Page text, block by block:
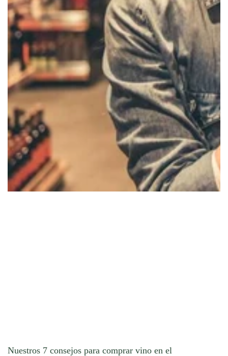
Nuestros 7 consejos para comprar vino en el